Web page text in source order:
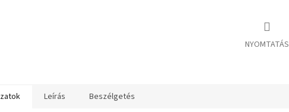
NYOMTATÁS
Leírás Beszélgetés